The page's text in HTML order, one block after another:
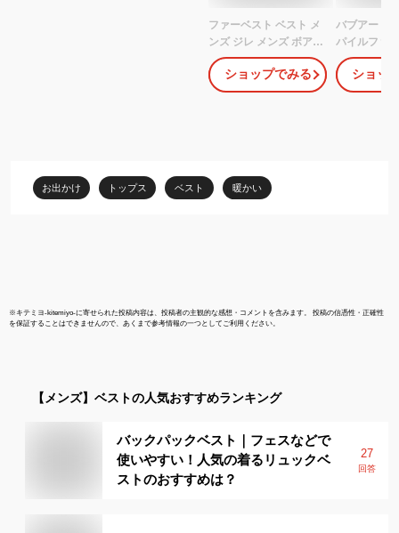
ファーベスト ベスト メ
ンズ ジレ メンズ ボアベ
スト ノーカラー フェイ
クファー オーバーサイ
ズ ビッグシルエット 重
秋服 冬服 メンズファッ
ション マイノリティ
ショップでみる
バブアー SL
パイルファ
Fur Liner
Barbour ジ
イナー イン
ショッ
お出かけ トップス ベスト 暖かい
※キテミヨ-kitemiyo-に寄せられた投稿内容は、投稿者の主観的な感想・コメントを含みます。 投稿の信憑性・正確性
を保証することはできませんので、あくまで参考情報の一つとしてご利用ください。
【メンズ】 ベストの人気おすすめランキング
バックパックベスト｜フェスなどで
使いやすい！人気の着るリュックベ
ストのおすすめは？
27
回答